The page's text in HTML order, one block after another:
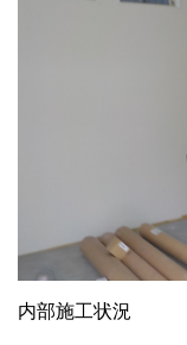
内部施工状況